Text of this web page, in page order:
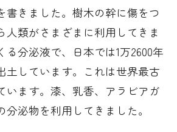
書きました。樹木の幹に傷をつ
類がさまざまに利用してきま
分泌液で、日本では1万2600年
土しています。これは世界最古
います。漆、乳香、アラビアガ
泌物を利用してきました。